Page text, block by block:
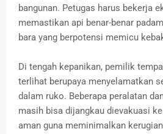
bangunan. Petugas harus bekerja
memastikan api benar-benar
bara yang berpotensi memicu
Di tengah kepanikan, pemilik
terlihat berupaya menyelamatkan
dalam ruko. Beberapa peralatan
masih bisa dijangkau dievakuasi
aman guna meminimalkan